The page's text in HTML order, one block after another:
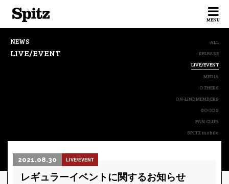
MENU
NEWS
LIVE/EVENT
ALL
RELEASE
LIVE/EVENT
MEDIA
OTHERS
ON-LINE MEMBERS
GOODS
FAN CLUB
SPITZ mobile
2021.08.30 LIVE/EVENT
レギュラーイベントに関するお知らせ